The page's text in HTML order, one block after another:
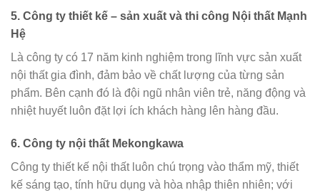
5. Công ty thiết kế – sản xuất và thi công Nội thất Mạnh
Hệ
Là công ty có 17 năm kinh nghiệm trong lĩnh vực sản xuất
nội thất gia đình, đảm bảo về chất lượng của từng sản
phẩm. Bên cạnh đó là đội ngũ nhân viên trẻ, năng động và
nhiệt huyết luôn đặt lợi ích khách hàng lên hàng đầu.
6. Công ty nội thất Mekongkawa
Công ty thiết kế nội thất luôn chú trọng vào thẩm mỹ, thiết
kế sáng tạo, tính hữu dụng và hòa nhập thiên nhiên; với